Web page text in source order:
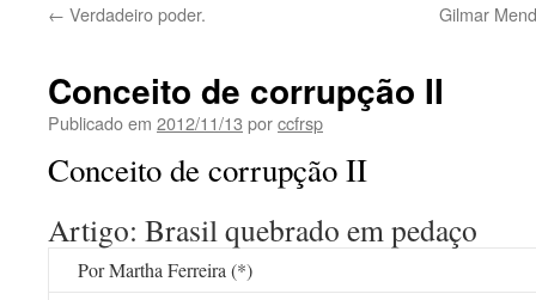
← Verdadeiro poder. Gilmar
Conceito de corrupção II
Publicado em 2012/11/13 porccfrsp
Conceito de corrupção II
Artigo: Brasil quebrado em pedaço
Por Martha Ferreira (*)